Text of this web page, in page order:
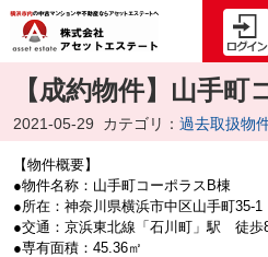
【成約物件】山手町
2021-05-29 カテゴリ： 過去取扱物
【物件概要】
●物件名称：山手町コーポラスB棟
●所在：神奈川県横浜市中区山手町35-1
●交通：京浜東北線「石川町」駅 徒歩
●専有面積：45.36㎡